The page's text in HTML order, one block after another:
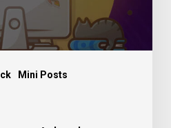
Mini Posts